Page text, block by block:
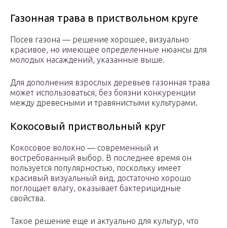
Газонная трава в приствольном круге
Посев газона — решение хорошее, визуально
красивое, но имеющее определенные нюансы для
молодых насаждений, указанные выше.
Для дополнения взрослых деревьев газонная трава
может использоваться, без боязни конкуренции
между древесными и травянистыми культурами.
Кокосовый приствольный круг
Кокосовое волокно — современный и
востребованный выбор. В последнее время он
пользуется популярностью, поскольку имеет
красивый визуальный вид, достаточно хорошо
поглощает влагу, оказывает бактерицидные
свойства.
Такое решение еще и актуально для культур, что